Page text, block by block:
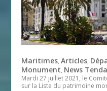
Maritimes,Articles,
Monument, News
Mardi 27 juillet 2021, le
sur la Liste du patrimoine